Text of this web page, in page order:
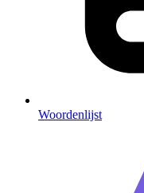
Woordenlijst